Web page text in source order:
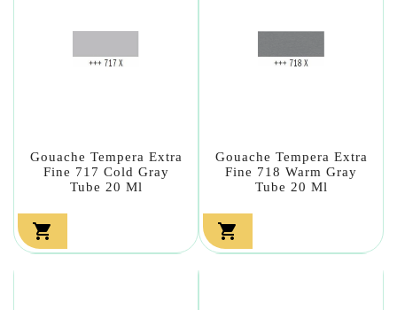
Gouache Tempera Extra
Fine 717 Cold Gray
Tube 20 Ml

Gouache Tempera Extra
Fine 718 Warm Gray
Tube 20 Ml
